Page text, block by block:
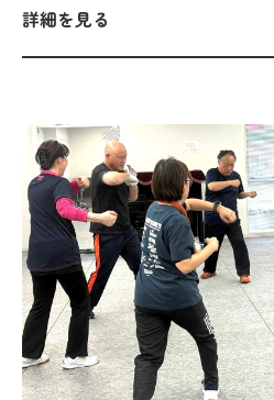
詳細を見る